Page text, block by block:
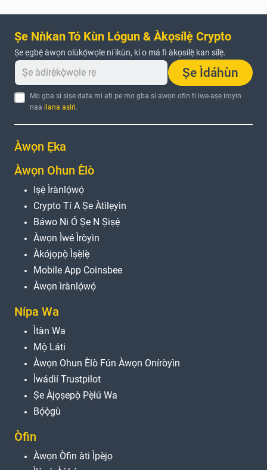
Ṣe Nǹkan Tó Kùn Lógun & Àkọsílẹ̀ Crypto
Ṣe ẹgbẹ́ àwọn olùkọ́wọle ní ìkùn, kí o má fi àkọsílẹ̀ kan sílẹ̀.
Ṣe Ìdáhùn
Mo gba si ṣiṣe data mi ati pe mo gba si awọn ofin ti iwe-aṣẹ iroyin
naa ilana asiri.
Àwọn Ẹ̀ka
Àwọn Ohun Èlò
Iṣẹ́ Ìrànlọ́wọ́
Crypto Tí A Ṣe Àtìlẹyìn
Báwo Ni Ó Ṣe N Ṣiṣẹ́
Àwọn Ìwé Ìròyìn
Àkójọpọ̀ Ìṣẹ̀lẹ̀
Mobile App Coinsbee
Àwọn ìrànlọ́wọ́
Nípa Wa
Ìtàn Wa
Mọ̀ Láti
Àwọn Ohun Èlò Fún Àwọn Oníròyìn
Ìwádìí Trustpilot
Ṣe Àjọṣepọ̀ Pẹ̀lú Wa
Bọ́ọ̀gù
Òfin
Àwọn Òfin àti Ìpèjọ